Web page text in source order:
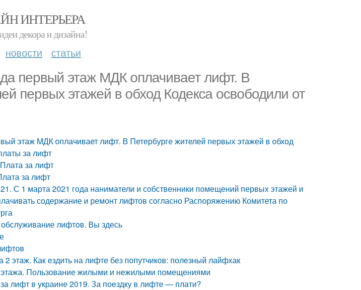
ИНТЕРЬЕРА
декора и дизайна!
новости статьи
первый этаж МДК оплачивает лифт. В
первых этажей в обход Кодекса освободили от
этаж МДК оплачивает лифт. В Петербурге жителей первых этажей в обход
за лифт
за лифт
за лифт
С 1 марта 2021 года наниматели и собственники помещений первых этажей и
содержание и ремонт лифтов согласно Распоряжению Комитета по
лифтов. Вы здесь
этаж. Как ездить на лифте без попутчиков: полезный лайфхак
этажа. Пользование жилыми и нежилыми помещениями
лифт в украине 2019. За поездку в лифте — плати?